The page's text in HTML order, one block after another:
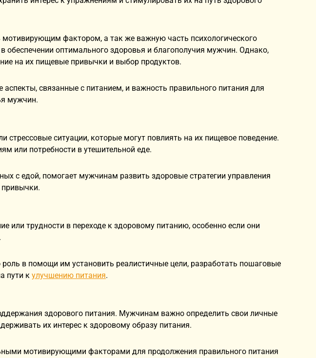
фактором, а так же важную часть психологического
обеспечении оптимального здоровья и благополучия мужчин. Однако,
на их пищевые привычки и выбор продуктов.
связанные с питанием, и важность правильного питания для
мужчин.
ситуации, которые могут повлиять на их пищевое поведение.
или потребности в утешительной еде.
с едой, помогает мужчинам развить здоровые стратегии управления
или трудности в переходе к здоровому питанию, особенно если они
в помощи им установить реалистичные цели, разработать пошаговые
пути к улучшению питания.
здорового питания. Мужчинам важно определить свои личные
их интерес к здоровому образу питания.
мотивирующими факторами для продолжения правильного питания